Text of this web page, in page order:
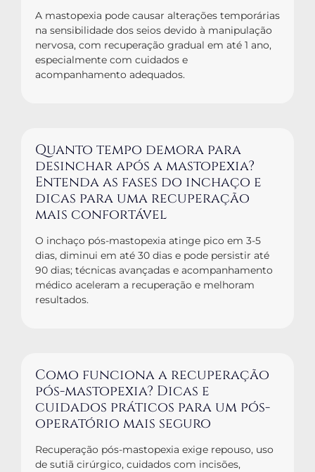
A mastopexia pode causar alterações temporárias
na sensibilidade dos seios devido à manipulação
nervosa, com recuperação gradual em até 1 ano,
especialmente com cuidados e
acompanhamento adequados.
Quanto tempo demora para
desinchar após a mastopexia?
Entenda as fases do inchaço e
dicas para uma recuperação
mais confortável
O inchaço pós-mastopexia atinge pico em 3-5
dias, diminui em até 30 dias e pode persistir até
90 dias; técnicas avançadas e acompanhamento
médico aceleram a recuperação e melhoram
resultados.
Como funciona a recuperação
pós-mastopexia? Dicas e
cuidados práticos para um pós-
operatório mais seguro
Recuperação pós-mastopexia exige repouso, uso
de sutiã cirúrgico, cuidados com incisões,